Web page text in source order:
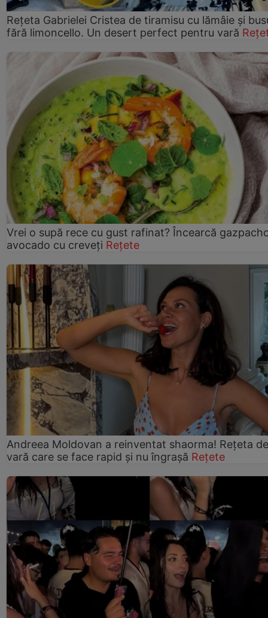
Rețeta Gabrielei Cristea de tiramisu cu lămâie și
fără limoncello. Un desert perfect pentru vară
Vrei o supă rece cu gust rafinat? Încearcă
avocado cu creveți Rețete
Andreea Moldovan a reinventat shaorma! Rețeta de
vară care se face rapid și nu îngrașă Rețete